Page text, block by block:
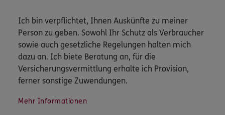
Ich bin verpflichtet, Ihnen Auskünfte zu meiner
Person zu geben. Sowohl Ihr Schutz als Verbraucher
sowie auch gesetzliche Regelungen halten mich
dazu an. Ich biete Beratung an, für die
Versicherungsvermittlung erhalte ich Provision,
ferner sonstige Zuwendungen.
Mehr Informationen